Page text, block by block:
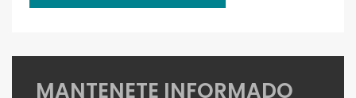
MANTENETE INFORMADO